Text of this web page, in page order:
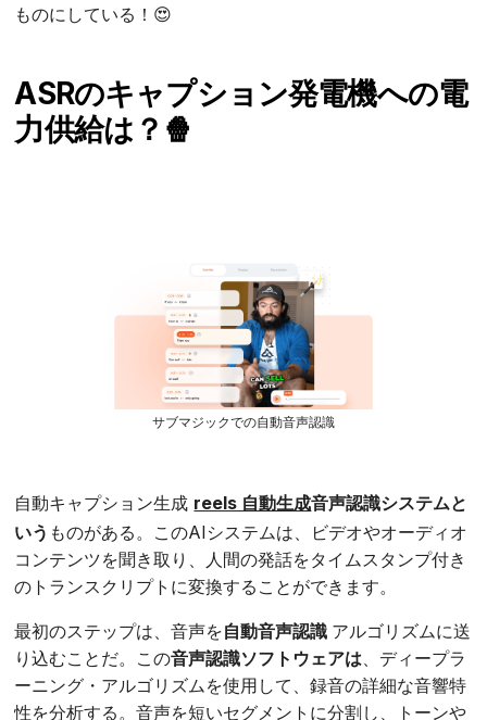
ものにしている！😍
ASRのキャプション発電機への電
力供給は？🍿
サブマジックでの自動音声認識
自動キャプション生成 reels 自動生成音声認識システムと
いう ものがある。このAIシステムは、ビデオやオーディオ
コンテンツを聞き取り、人間の発話をタイムスタンプ付き
のトランスクリプトに変換することができます。
最初のステップは、音声を自動音声認識 アルゴリズムに送
り込むことだ。この音声認識ソフトウェアは、ディープラ
ーニング・アルゴリズムを使用して、録音の詳細な音響特
性を分析する。音声を短いセグメントに分割し、トーンや